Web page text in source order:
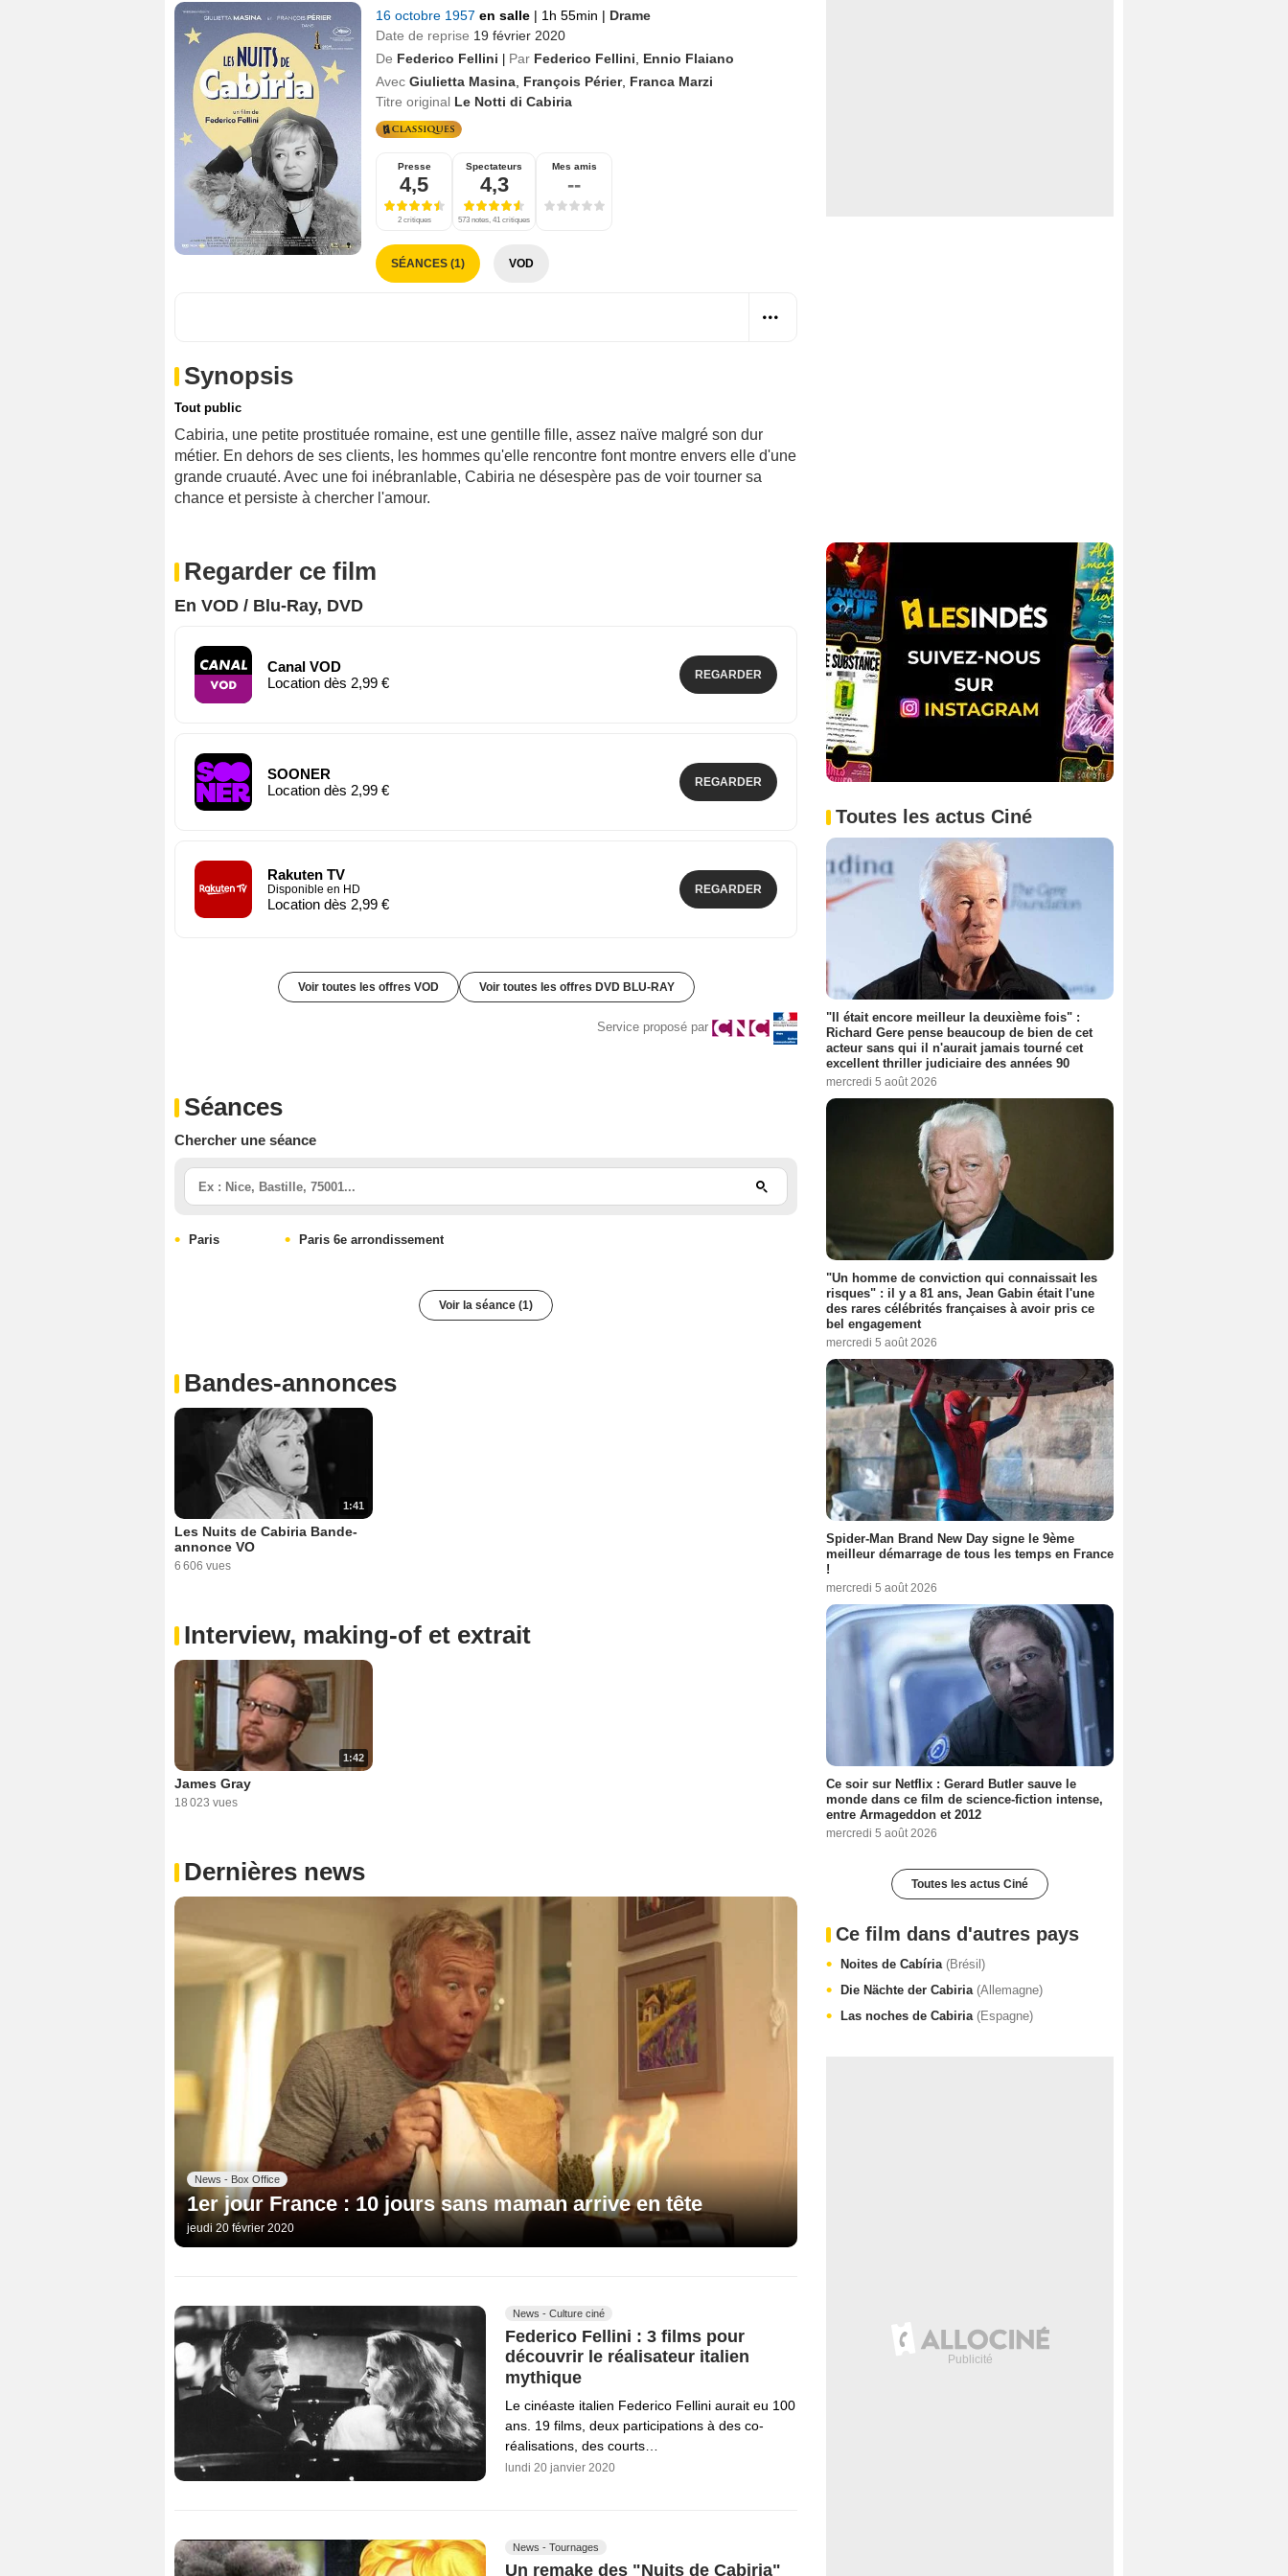
16 octobre 1957 en salle | 1h 55min | Drame
Date de reprise 19 février 2020
De Federico Fellini | Par Federico Fellini
Ennio Flaiano
Avec Giulietta Masina François Périer, Franca Marzi
Titre original Le Notti di Cabiria
Presse
4,5
2 critiques
Spectateurs
4,3
573 notes, 41 critiques
Mes amis
--
SÉANCES (1) VOD
Synopsis
Tout public
Cabiria, une petite prostituée romaine, est une gentille fille, assez naïve malgré son dur
métier. En dehors de ses clients, les hommes qu'elle rencontre font montre envers elle d'une
grande cruauté. Avec une foi inébranlable, Cabiria ne désespère pas de voir tourner sa
chance et persiste à chercher l'amour.
Regarder ce film
En VOD / Blu-Ray, DVD
Canal VOD
Location dès 2,99 €
REGARDER
SOONER
Location dès 2,99 €
REGARDER
Rakuten TV
Disponible en HD
Location dès 2,99 €
REGARDER
Voir toutes les offres VOD Voir toutes les offres DVD BLU-RAY
Service proposé par
Séances
Chercher une séance
Paris Paris 6e arrondissement
Voir la séance (1)
Bandes-annonces
1:41
Les Nuits de Cabiria Bande-
annonce VO
6 606 vues
Interview, making-of et extrait
1:42
James Gray
18 023 vues
Dernières news
News - Box Office
1er jour France : 10 jours sans maman arrive en tête
jeudi 20 février 2020
News - Culture ciné
Federico Fellini : 3 films pour
découvrir le réalisateur italien
mythique
Le cinéaste italien Federico Fellini aurait eu 100
ans. 19 films, deux participations à des co-
réalisations, des courts…
lundi 20 janvier 2020
News - Tournages
Un remake des "Nuits de Cabiria"
Toutes les actus Ciné
"Il était encore meilleur la deuxième fois" :
Richard Gere pense beaucoup de bien de cet
acteur sans qui il n'aurait jamais tourné cet
excellent thriller judiciaire des années 90
mercredi 5 août 2026
"Un homme de conviction qui connaissait les
risques" : il y a 81 ans, Jean Gabin était l'une
des rares célébrités françaises à avoir pris ce
bel engagement
mercredi 5 août 2026
Spider-Man Brand New Day signe le 9ème
meilleur démarrage de tous les temps en France
!
mercredi 5 août 2026
Ce soir sur Netflix : Gerard Butler sauve le
monde dans ce film de science-fiction intense,
entre Armageddon et 2012
mercredi 5 août 2026
Toutes les actus Ciné
Ce film dans d'autres pays
Noites de Cabíria (Brésil)
Die Nächte der Cabiria (Allemagne)
Las noches de Cabiria (Espagne)